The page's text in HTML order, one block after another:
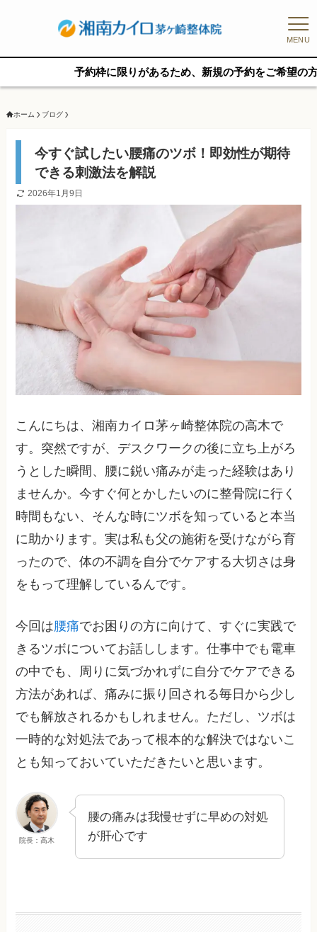
MENU
予約枠に限りがあるため、新規の予約をご希望の方はお早めに
ホーム ブログ
今すぐ試したい腰痛のツボ！即効性が期待
できる刺激法を解説
2026年1月9日
こんにちは、湘南カイロ茅ヶ崎整体院の高木で
す。突然ですが、デスクワークの後に立ち上がろ
うとした瞬間、腰に鋭い痛みが走った経験はあり
ませんか。今すぐ何とかしたいのに整骨院に行く
時間もない、そんな時にツボを知っていると本当
に助かります。実は私も父の施術を受けながら育
ったので、体の不調を自分でケアする大切さは身
をもって理解しているんです。
今回は腰痛でお困りの方に向けて、すぐに実践で
きるツボについてお話しします。仕事中でも電車
の中でも、周りに気づかれずに自分でケアできる
方法があれば、痛みに振り回される毎日から少し
でも解放されるかもしれません。ただし、ツボは
一時的な対処法であって根本的な解決ではないこ
とも知っておいていただきたいと思います。
院長：高木
腰の痛みは我慢せずに早めの対処
が肝心です